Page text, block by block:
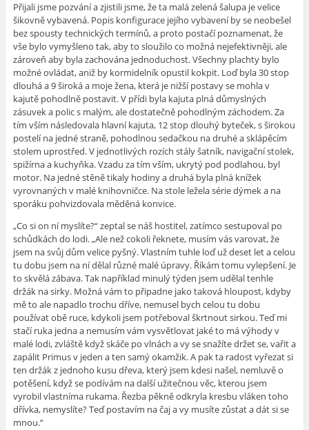
Přijali jsme pozvání a zjistili jsme, že ta malá zelená šalupa je velice
šikovně vybavená. Popis konfigurace jejího vybavení by se neobešel
bez spousty technických termínů, a proto postačí poznamenat, že
vše bylo vymyšleno tak, aby to sloužilo co možná nejefektivněji, ale
zároveň aby byla zachována jednoduchost. Všechny plachty bylo
možné ovládat, aniž by kormidelník opustil kokpit. Loď byla 30 stop
dlouhá a 9 široká a moje žena, která je nižší postavy se mohla v
kajutě pohodlně postavit. V přídi byla kajuta plná důmyslných
zásuvek a polic s malým, ale dostatečně pohodlným záchodem. Za
tím vším následovala hlavní kajuta, 12 stop dlouhý byteček, s širokou
postelí na jedné straně, pohodlnou sedačkou na druhé a sklápěcím
stolem uprostřed. V jednotlivých rozích stály šatník, navigační stolek,
spižírna a kuchyňka. Vzadu za tím vším, ukrytý pod podlahou, byl
motor. Na jedné stěně tikaly hodiny a druhá byla plná knížek
vyrovnaných v malé knihovničce. Na stole ležela série dýmek a na
sporáku pohvizdovala měděná konvice.
„Co si on ní myslíte?“ zeptal se náš hostitel, zatímco sestupoval po
schůdkách do lodi. „Ale než cokoli řeknete, musím vás varovat, že
jsem na svůj dům velice pyšný. Vlastním tuhle loď už deset let a celou
tu dobu jsem na ní dělal různé malé úpravy. Říkám tomu vylepšení. Je
to skvělá zábava. Tak například minulý týden jsem udělal tenhle
držák na sirky. Možná vám to připadne jako taková hloupost, kdyby
mě to ale napadlo trochu dříve, nemusel bych celou tu dobu
používat obě ruce, kdykoli jsem potřeboval škrtnout sirkou. Teď mi
stačí ruka jedna a nemusím vám vysvětlovat jaké to má výhody v
malé lodi, zvláště když skáče po vlnách a vy se snažíte držet se, vařit a
zapálit Primus v jeden a ten samý okamžik. A pak ta radost vyřezat si
ten držák z jednoho kusu dřeva, který jsem kdesi našel, nemluvě o
potěšení, když se podívám na další užitečnou věc, kterou jsem
vyrobil vlastníma rukama. Řezba pěkně odkryla kresbu vláken toho
dřívka, nemyslíte? Teď postavím na čaj a vy musíte zůstat a dát si se
mnou.“